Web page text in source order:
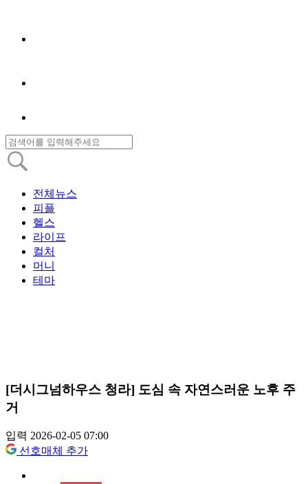
전체뉴스
피플
헬스
라이프
컬처
머니
테마
[더시그넘하우스 청라] 도심 속 자연스러운 노후 주
거
입력 2026-02-05 07:00
선호매체 추가